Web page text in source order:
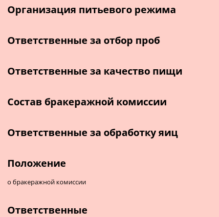
Организация питьевого режима
Ответственные за отбор проб
Ответственные за качество пищи
Состав бракеражной комиссии
Ответственные за обработку яиц
Положение
о бракеражной комиссии
Ответственные